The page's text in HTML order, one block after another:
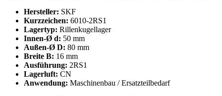
Hersteller: SKF
Kurzzeichen: 6010-2RS1
Lagertyp: Rillenkugellager
Innen-Ø d: 50 mm
Außen-Ø D: 80 mm
Breite B: 16 mm
Ausführung: 2RS1
Lagerluft: CN
Anwendung: Maschinenbau / Ersatzteilbedarf